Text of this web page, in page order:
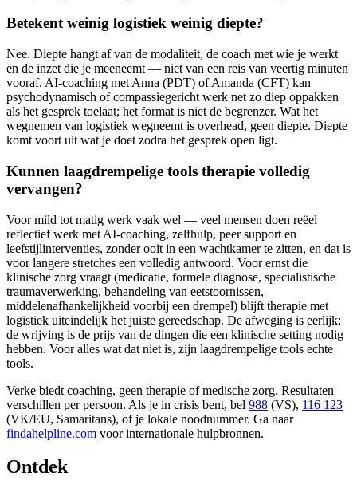
Betekent weinig logistiek weinig diepte?
Nee. Diepte hangt af van de modaliteit, de coach met wie je werkt
en de inzet die je meeneemt — niet van een reis van veertig minuten
vooraf. AI-coaching met Anna (PDT) of Amanda (CFT) kan
psychodynamisch of compassiegericht werk net zo diep oppakken
als het gesprek toelaat; het format is niet de begrenzer. Wat het
wegnemen van logistiek wegneemt is overhead, geen diepte. Diepte
komt voort uit wat je doet zodra het gesprek open ligt.
Kunnen laagdrempelige tools therapie volledig
vervangen?
Voor mild tot matig werk vaak wel — veel mensen doen reëel
reflectief werk met AI-coaching, zelfhulp, peer support en
leefstijlinterventies, zonder ooit in een wachtkamer te zitten, en dat is
voor langere stretches een volledig antwoord. Voor ernst die
klinische zorg vraagt (medicatie, formele diagnose, specialistische
traumaverwerking, behandeling van eetstoornissen,
middelenafhankelijkheid voorbij een drempel) blijft therapie met
logistiek uiteindelijk het juiste gereedschap. De afweging is eerlijk:
de wrijving is de prijs van de dingen die een klinische setting nodig
hebben. Voor alles wat dat niet is, zijn laagdrempelige tools echte
tools.
Verke biedt coaching, geen therapie of medische zorg. Resultaten
verschillen per persoon. Als je in crisis bent, bel 988 (VS), 116 123
(VK/EU, Samaritans), of je lokale noodnummer. Ga naar
findahelpline.com voor internationale hulpbronnen.
Ontdek